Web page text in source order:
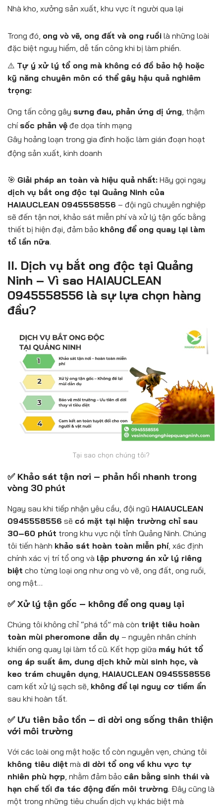
Nhà kho, xưởng sản xuất, khu vực ít người qua lại
Trong đó, ong vò vẽ, ong đất và ong ruồi là những loài
đặc biệt nguy hiểm, dễ tấn công khi bị làm phiền.
⚠️ Tự ý xử lý tổ ong mà không có đồ bảo hộ hoặc
kỹ năng chuyên môn có thể gây hậu quả nghiêm
trọng:
Ong tấn công gây sưng đau, phản ứng dị ứng , thậm
chí sốc phản vệ đe dọa tính mạng
Gây hoảng loạn trong gia đình hoặc làm gián đoạn hoạt
động sản xuất, kinh doanh
🎯 Giải pháp an toàn và hiệu quả nhất: Hãy gọi ngay
dịch vụ bắt ong độc tại Quảng Ninh của
HAIAUCLEAN 0945558556 – đội ngũ chuyên nghiệp
sẽ đến tận nơi, khảo sát miễn phí và xử lý tận gốc bằng
thiết bị hiện đại, đảm bảo không để ong quay lại làm
tổ lần nữa.
II. Dịch vụ bắt ong độc tại Quảng
Ninh – Vì sao HAIAUCLEAN
0945558556 là sự lựa chọn hàng
đầu?
Tại sao chọn chúng tôi?
✅ Khảo sát tận nơi – phản hồi nhanh trong
vòng 30 phút
Ngay sau khi tiếp nhận yêu cầu, đội ngũ HAIAUCLEAN
0945558556 sẽ có mặt tại hiện trường chỉ sau
30–60 phút trong khu vực nội tỉnh Quảng Ninh. Chúng
tôi tiến hành khảo sát hoàn toàn miễn phí, xác định
chính xác vị trí tổ ong và lập phương án xử lý riêng
biệt cho từng loại ong như ong vò vẽ, ong đất, ong ruồi,
ong mật…
✅ Xử lý tận gốc – không để ong quay lại
Chúng tôi không chỉ “phá tổ” mà còn triệt tiêu hoàn
toàn mùi pheromone dẫn dụ – nguyên nhân chính
khiến ong quay lại làm tổ cũ. Kết hợp giữa máy hút tổ
ong áp suất âm, dung dịch khử mùi sinh học, và
keo trám chuyên dụng, HAIAUCLEAN 0945558556
cam kết xử lý sạch sẽ, không để lại nguy cơ tiềm ẩn
sau khi hoàn tất.
✅ Ưu tiên bảo tồn – di dời ong sống thân thiện
với môi trường
Với các loài ong mật hoặc tổ còn nguyên vẹn, chúng tôi
không tiêu diệt mà di dời tổ ong về khu vực tự
nhiên phù hợp, nhằm đảm bảo cân bằng sinh thái và
hạn chế tối đa tác động đến môi trường. Đây cũng là
một trong những tiêu chuẩn dịch vụ khác biệt mà